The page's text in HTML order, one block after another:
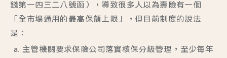
錢第一四三二八號函），導致很多人以為壽險有一個
「全市場通用的最高保額上限」，但目前制度的說法
是：
主管機關要求保險公司落實核保分級管理 ，至少每年